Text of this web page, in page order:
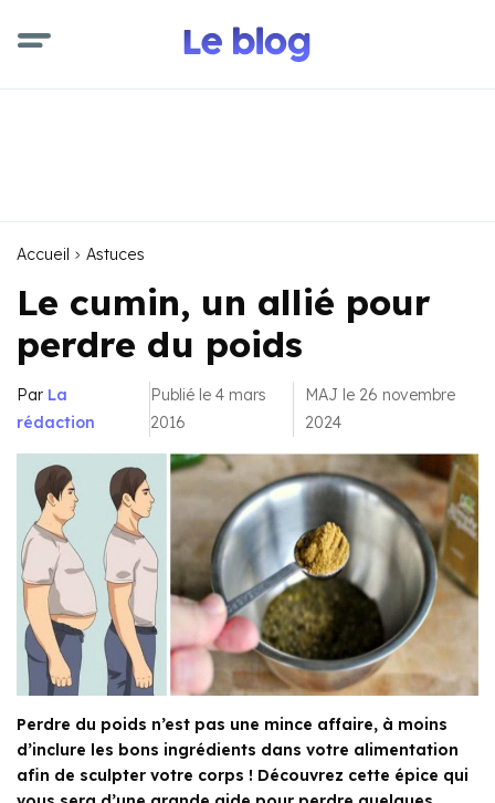
Accueil Astuces
Le cumin, un allié pour
perdre du poids
Par La
rédaction
Publié le 4 mars
2016
MAJ le 26 novembre
2024
Perdre du poids n’est pas une mince affaire, à moins
d’inclure les bons ingrédients dans votre alimentation
afin de sculpter votre corps ! Découvrez cette épice qui